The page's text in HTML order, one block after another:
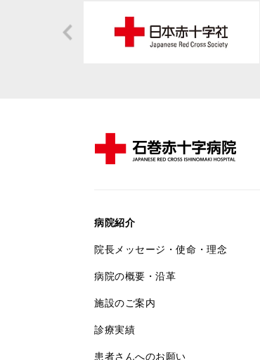
病院紹介
院長メッセージ・使命・理念
病院の概要・沿革
施設のご案内
診療実績
患者さんへのお願い